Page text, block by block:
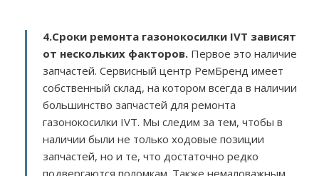
4.Сроки ремонта газонокосилки IVT зависят
от нескольких факторов. Первое это наличие
запчастей. Сервисный центр РемБренд имеет
собственный склад, на котором всегда в наличии
большинство запчастей для ремонта
газонокосилки IVT. Мы следим за тем, чтобы в
наличии были не только ходовые позиции
запчастей, но и те, что достаточно редко
подвергаются поломкам. Также немаловажным